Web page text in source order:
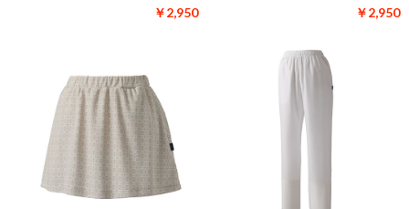
￥2,950 ￥2,950